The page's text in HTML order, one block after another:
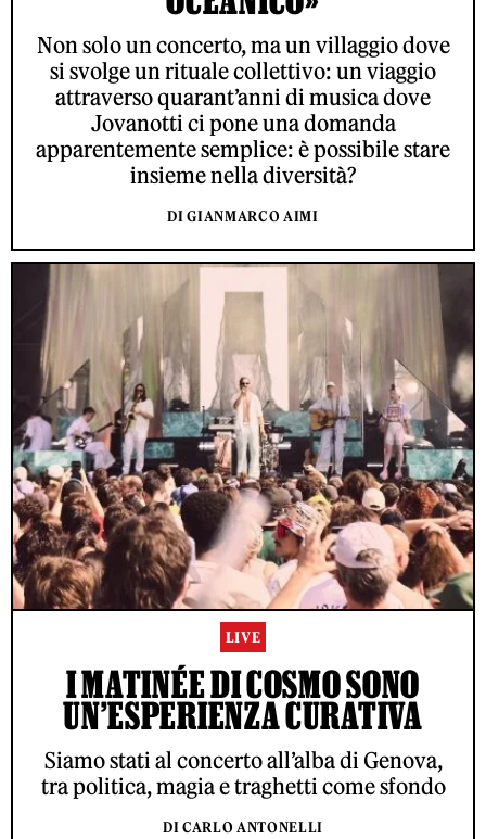
Non solo un concerto, ma un villaggio dove
si svolge un rituale collettivo: un viaggio
attraverso quarant’anni di musica dove
Jovanotti ci pone una domanda
apparentemente semplice: è possibile stare
insieme nella diversità?
DI GIANMARCO AIMI
LIVE
I MATINÉE DI COSMO SONO
UN’ESPERIENZA CURATIVA
Siamo stati al concerto all’alba di Genova,
tra politica, magia e traghetti come sfondo
DI CARLO ANTONELLI